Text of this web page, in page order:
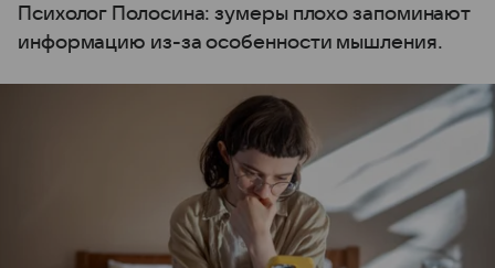
Психолог Полосина: зумеры плохо запоминают
информацию из-за особенности мышления.